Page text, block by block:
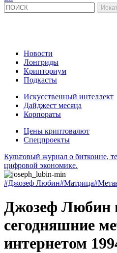
Новости
Лонгриды
Крипториум
Подкасты
Искусственный интеллект
Дайджест месяца
Корпораты
Цены криптовалют
Спецпроекты
Культовый журнал о биткоине,
цифровой экономике.
#Джозеф Любин#Матрица
Джозеф Любин
сегодняшние
интернетом